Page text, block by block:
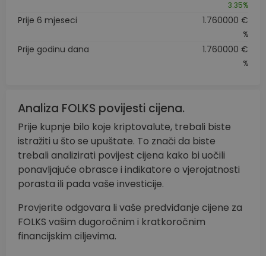
3.35%
Prije 6 mjeseci 1.760000 €
%
Prije godinu dana 1.760000 €
%
Analiza FOLKS povijesti cijena.
Prije kupnje bilo koje kriptovalute, trebali biste
istražiti u što se upuštate. To znači da biste
trebali analizirati povijest cijena kako bi uočili
ponavljajuće obrasce i indikatore o vjerojatnosti
porasta ili pada vaše investicije.
Provjerite odgovara li vaše predviđanje cijene za
FOLKS vašim dugoročnim i kratkoročnim
financijskim ciljevima.